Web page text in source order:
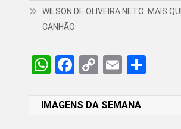
WILSON DE OLIVEIRA NETO: MAIS
CANHÃO
WhatsApp
Facebook
CopyEmail
IMAGENS DA SEMANA